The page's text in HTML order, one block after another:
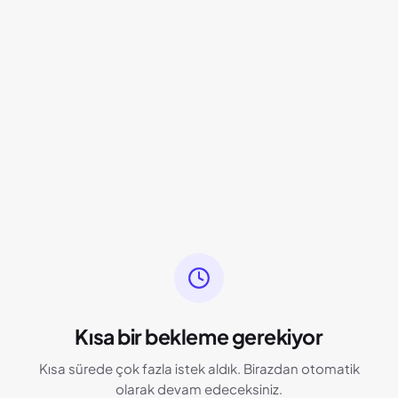
Kısa bir bekleme gerekiyor
Kısa sürede çok fazla istek aldık. Birazdan otomatik
olarak devam edeceksiniz.